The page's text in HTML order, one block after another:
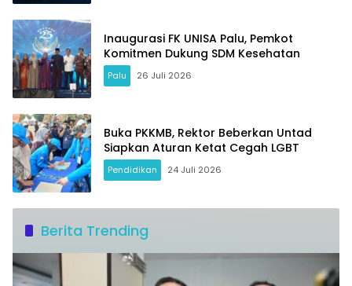
Inaugurasi FK UNISA Palu, Pemkot
Komitmen Dukung SDM Kesehatan
Palu 26 Juli 2026
Buka PKKMB, Rektor Beberkan Untad
Siapkan Aturan Ketat Cegah LGBT
Pendidikan 24 Juli 2026
Berita Trending